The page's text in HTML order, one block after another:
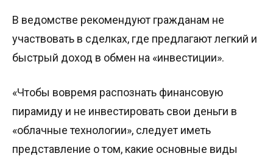
В ведомстве рекомендуют гражданам не
участвовать в сделках, где предлагают легкий и
быстрый доход в обмен на «инвестиции».
«Чтобы вовремя распознать финансовую
пирамиду и не инвестировать свои деньги в
«облачные технологии», следует иметь
представление о том, какие основные виды